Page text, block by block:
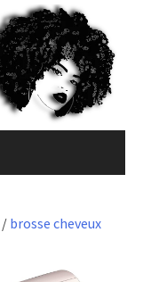
/ brosse cheveux